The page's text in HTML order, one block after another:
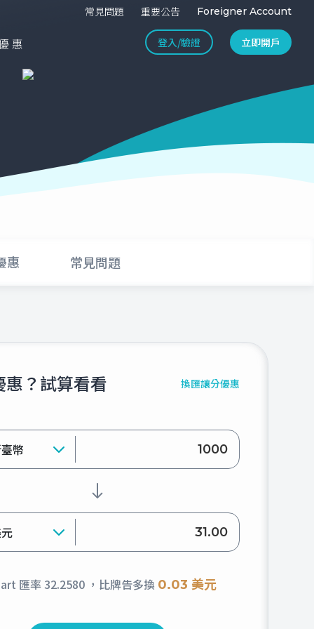
常見問題 重要公告 Foreigner Account
惠 登入/驗證 立即開戶
惠 常見問題
惠？試算看看 換匯讓分優惠
幣
匯率32.2580 ，比牌告多換 0.03 美元